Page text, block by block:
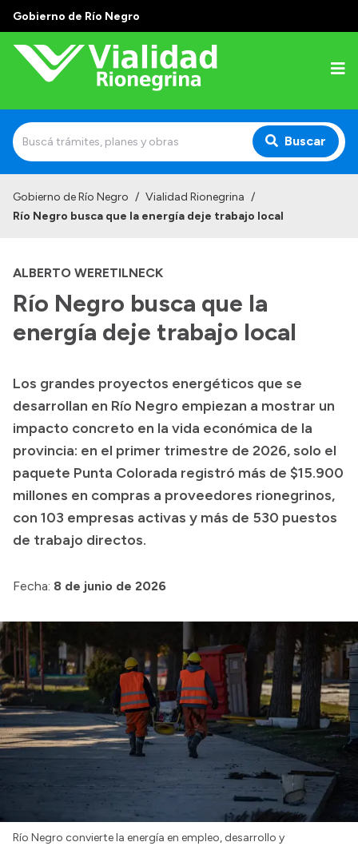
Gobierno de Río Negro
Buscar
Delegaciones
Normativa
Mi Vial
Recibos de sueldo
Correo oficial
Gobierno de Río Negro / Vialidad Rionegrina /
Río Negro busca que la energía deje trabajo local
ALBERTO WERETILNECK
Río Negro busca que la
energía deje trabajo local
Los grandes proyectos energéticos que se
desarrollan en Río Negro empiezan a mostrar un
impacto concreto en la vida económica de la
provincia: en el primer trimestre de 2026, solo el
paquete Punta Colorada registró más de $15.900
millones en compras a proveedores rionegrinos,
con 103 empresas activas y más de 530 puestos
de trabajo directos.
Fecha: 8 de junio de 2026
Río Negro convierte la energía en empleo, desarrollo y